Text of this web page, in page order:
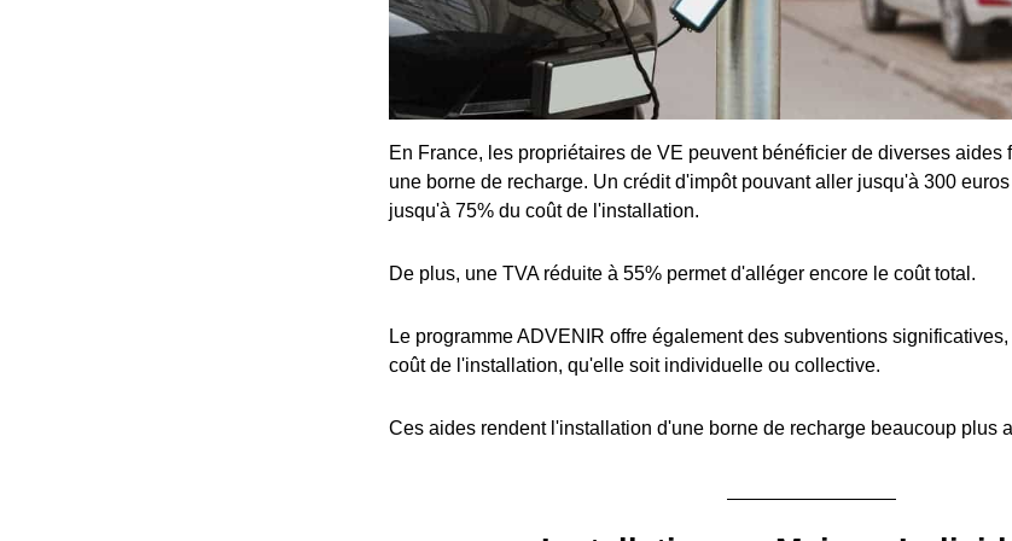
En France, les propriétaires de VE peuvent bénéficier de diverses aides
une borne de recharge. Un crédit d'impôt pouvant aller jusqu'à 300
jusqu'à 75% du coût de l'installation.
De plus, une TVA réduite à 55% permet d'alléger encore le coût total.
Le programme ADVENIR offre également des subventions
coût de l'installation, qu'elle soit individuelle ou collective.
Ces aides rendent l'installation d'une borne de recharge beaucoup plus